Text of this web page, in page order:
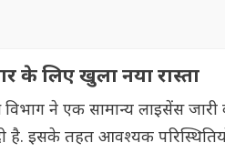
के लिए खुला नया रास्ता
विभाग ने एक सामान्य लाइसेंस
है. इसके तहत आवश्यक